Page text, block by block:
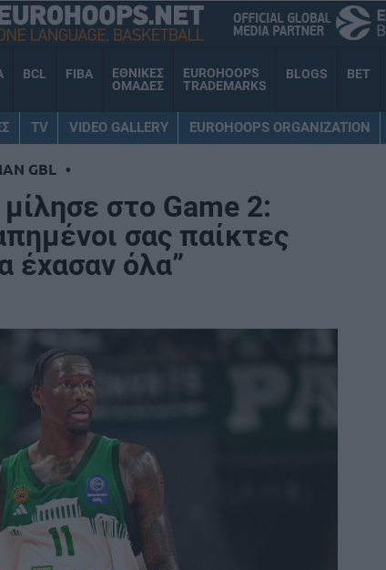
BCL FIBA
ΕΘΝΙΚΕΣ
ΟΜΑΔΕΣ
EUROHOOPS
TRADEMARKS
BLOGS BET
TV VIDEO GALLERY EUROHOOPS ORGANIZATION
GBL •
στο Game 2:
σας παίκτες
έχασαν όλα”